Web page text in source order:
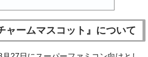
ャームマスコット』について